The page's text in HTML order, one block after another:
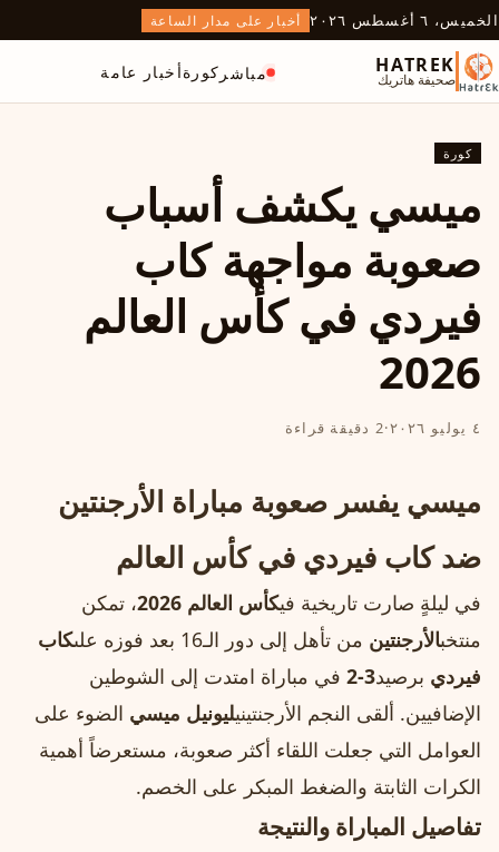
الخميس، ٦ أغسطس ٢٠٢٦ أخبار على مدار الساعة
HATREK
صحيفة هاتريك مباشر كورةأخبار عامة
كورة
ميسي يكشف أسباب
صعوبة مواجهة كاب
فيردي في كأس العالم
2026
٤ يوليو ٢٠٢٦ ·2 دقيقة قراءة
ميسي يفسر صعوبة مباراة الأرجنتين
ضد كاب فيردي في كأس العالم
في ليلةٍ صارت تاريخية فيكأس العالم 2026
، تمكن
منتخبالأرجنتين من تأهل إلى دور الـ16 بعد فوزه على
كاب
فيردي برصيد3-2
في مباراة امتدت إلى الشوطين
الإضافيين. ألقى النجم الأرجنتينيليونيل ميسي الضوء على
العوامل التي جعلت اللقاء أكثر صعوبة، مستعرضاً أهمية
الكرات الثابتة والضغط المبكر على الخصم.
تفاصيل المباراة والنتيجة